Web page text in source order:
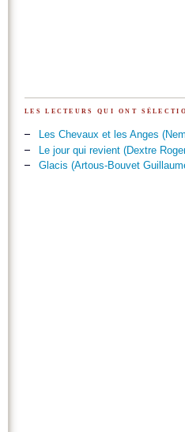
les lecteurs qui ont
Les Chevaux et les Anges
Le jour qui revient (Dextre
Glacis (Artous-Bouvet